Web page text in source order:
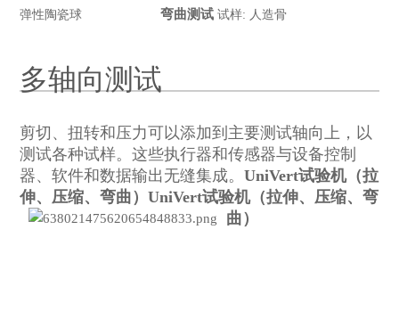
弹性陶瓷球
弯曲测试 试样: 人造骨
多轴向测试
剪切、扭转和压力可以添加到主要测试轴向上，以
测试各种试样。这些执行器和传感器与设备控制
器、软件和数据输出无缝集成。UniVert试验机（拉
伸、压缩、弯曲）UniVert试验机（拉伸、压缩、弯
曲）